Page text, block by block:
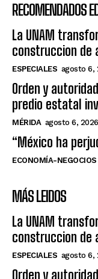
RECOMENDADOS
La UNAM
construccion de
ESPECIALES agosto 6,
Orden y
predio estatal
MÉRIDA agosto 6, 2026
“México ha
ECONOMÍA-NEGOCIOS
MÁS LEIDOS
La UNAM
construccion de
ESPECIALES agosto 6,
Orden y